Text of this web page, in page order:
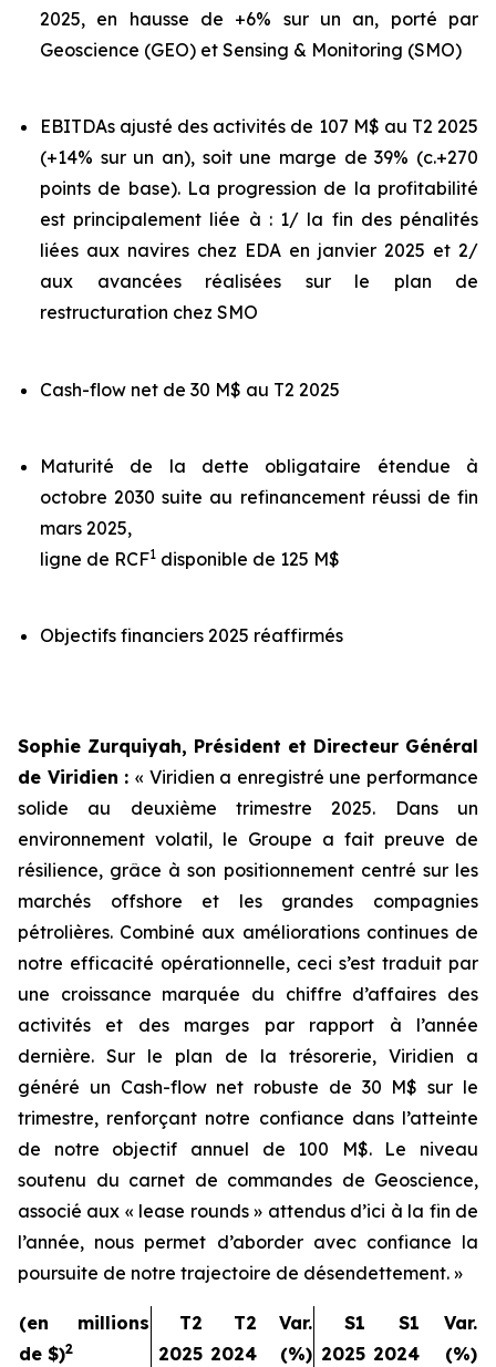
2025, en hausse de +6% sur un an, porté par
Geoscience (GEO) et Sensing & Monitoring (SMO)
EBITDAs ajusté des activités de 107 M$ au T2 2025
(+14% sur un an), soit une marge de 39% (c.+270
points de base). La progression de la profitabilité
est principalement liée à : 1/ la fin des pénalités
liées aux navires chez EDA en janvier 2025 et 2/
aux avancées réalisées sur le plan de
restructuration chez SMO
Cash-flow net de 30 M$ au T2 2025
Maturité de la dette obligataire étendue à
octobre 2030 suite au refinancement réussi de fin
mars 2025,
ligne de RCF1 disponible de 125 M$
Objectifs financiers 2025 réaffirmés
Sophie Zurquiyah, Président et Directeur Général
de Viridien : « Viridien a enregistré une performance
solide au deuxième trimestre 2025. Dans un
environnement volatil, le Groupe a fait preuve de
résilience, grâce à son positionnement centré sur les
marchés offshore et les grandes compagnies
pétrolières. Combiné aux améliorations continues de
notre efficacité opérationnelle, ceci s’est traduit par
une croissance marquée du chiffre d’affaires des
activités et des marges par rapport à l’année
dernière. Sur le plan de la trésorerie, Viridien a
généré un Cash-flow net robuste de 30 M$ sur le
trimestre, renforçant notre confiance dans l’atteinte
de notre objectif annuel de 100 M$. Le niveau
soutenu du carnet de commandes de Geoscience,
associé aux « lease rounds » attendus d’ici à la fin de
l’année, nous permet d’aborder avec confiance la
poursuite de notre trajectoire de désendettement. »
(en millions
de $)2
T2
2025
T2
2024
Var.
(%)
S1
2025
S1
2024
Var.
(%)